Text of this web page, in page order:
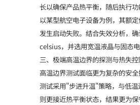
长以确保产品热平衡，随后执行
以某型航空电子设备为例，其额
发生启动失败。结合失效分析，
celsius，并选用宽温液晶与固态
三、极端高温边界的探测与热失
高温边界测试面临更为复杂的安
测试采用"步进升温"策略，与低
则更接近热平衡状态，结果更为